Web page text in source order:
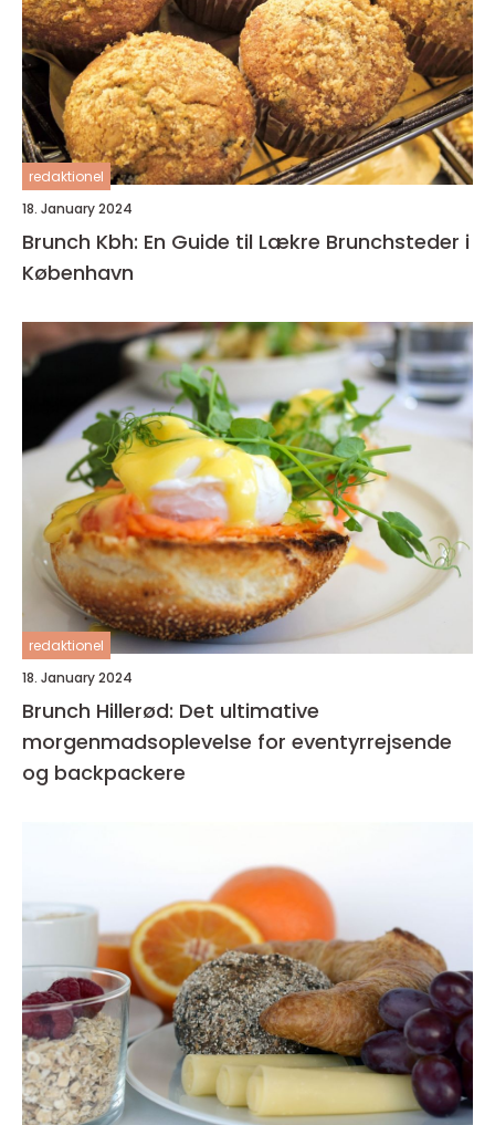
redaktionel
18. January 2024
Brunch Kbh: En Guide til Lækre Brunchsteder i
København
redaktionel
18. January 2024
Brunch Hillerød: Det ultimative
morgenmadsoplevelse for eventyrrejsende
og backpackere